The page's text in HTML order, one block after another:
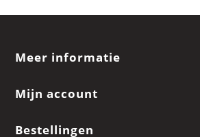
Meer informatie
Mijn account
Bestellingen